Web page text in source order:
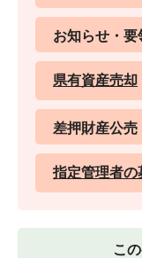
お知らせ・要
県有資産売却
差押財産公売
指定管理者の
こ